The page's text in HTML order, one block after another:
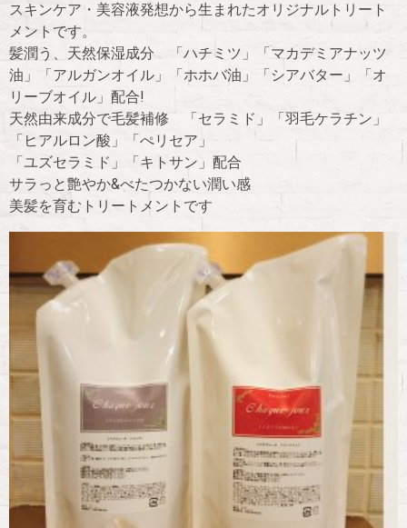
スキンケア・美容液発想から生まれたオリジナルトリート
メントです。
髪潤う、天然保湿成分 「ハチミツ」「マカデミアナッツ
油」「アルガンオイル」「ホホバ油」「シアバター」「オ
リーブオイル」配合!
天然由来成分で毛髪補修 「セラミド」「羽毛ケラチン」
「ヒアルロン酸」「ぺリセア」
「ユズセラミド」「キトサン」配合
サラっと艶やか&べたつかない潤い感
美髪を育むトリートメントです